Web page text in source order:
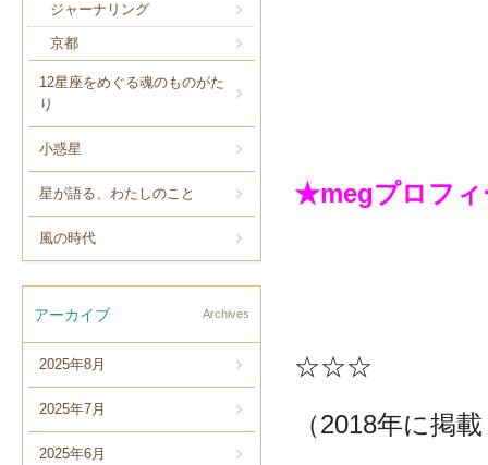
ジャーナリング
京都
12星座をめぐる魂のものがた
り
小惑星
星が語る、わたしのこと
風の時代
アーカイブ Archives
2025年8月
2025年7月
2025年6月
★megプロフ
☆☆☆
（2018年に掲